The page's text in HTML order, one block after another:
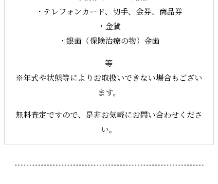
・テレフォンカード、切手、金券、商品券
・金貨
・銀歯（保険治療の物）金歯
等
※年式や状態等によりお取扱いできない場合もござい
ます。
無料査定ですので、是非お気軽にお問い合わせくださ
い。